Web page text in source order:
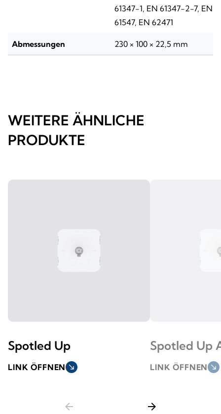
61347-1, EN 61347-2-7, EN
61547, EN 62471
Abmessungen 230 × 100 × 22,5 mm
WEITERE ÄHNLICHE
PRODUKTE
Spotled Up
LINK ÖFFNEN south_east
Spotled Up
LINK ÖFFNEN south_east
arrow_back arrow_forward